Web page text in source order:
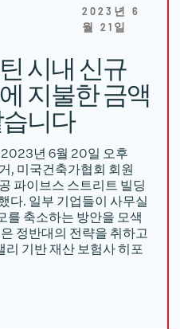
2023년 6
월 21일
시내 신규
지불한 금액
니다
년 6월 20일 오후
, 미국건축가협회 회원
파이브스 스트리트 빌딩
다. 일부 기업들이 사무실
를 축소하는 방안을 모색
정반대의 전략을 취하고
리 기반 재산 보험사 히포